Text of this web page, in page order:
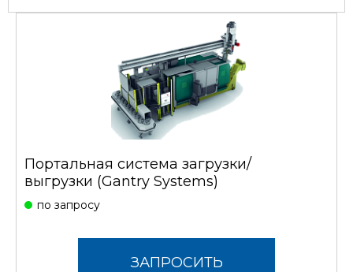
Портальная система загрузки/
выгрузки (Gantry Systems)
по запросу
ЗАПРОСИТЬ